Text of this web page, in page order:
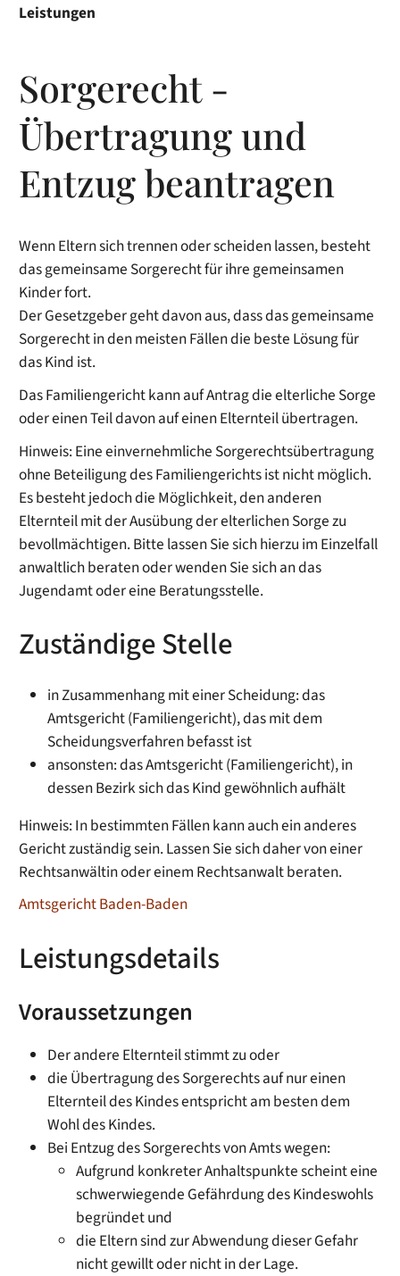
Leistungen
Sorgerecht -
Übertragung und
Entzug beantragen
Wenn Eltern sich trennen oder scheiden lassen, besteht
das gemeinsame Sorgerecht für ihre gemeinsamen
Kinder fort.
Der Gesetzgeber geht davon aus, dass das gemeinsame
Sorgerecht in den meisten Fällen die beste Lösung für
das Kind ist.
Das Familiengericht kann auf Antrag die elterliche Sorge
oder einen Teil davon auf einen Elternteil übertragen.
Hinweis: Eine einvernehmliche Sorgerechtsübertragung
ohne Beteiligung des Familiengerichts ist nicht möglich.
Es besteht jedoch die Möglichkeit, den anderen
Elternteil mit der Ausübung der elterlichen Sorge zu
bevollmächtigen. Bitte lassen Sie sich hierzu im Einzelfall
anwaltlich beraten oder wenden Sie sich an das
Jugendamt oder eine Beratungsstelle.
Zuständige Stelle
in Zusammenhang mit einer Scheidung: das
Amtsgericht (Familiengericht), das mit dem
Scheidungsverfahren befasst ist
ansonsten: das Amtsgericht (Familiengericht), in
dessen Bezirk sich das Kind gewöhnlich aufhält
Hinweis: In bestimmten Fällen kann auch ein anderes
Gericht zuständig sein. Lassen Sie sich daher von einer
Rechtsanwältin oder einem Rechtsanwalt beraten.
Amtsgericht Baden-Baden
Leistungsdetails
Voraussetzungen
Der andere Elternteil stimmt zu oder
die Übertragung des Sorgerechts auf nur einen
Elternteil des Kindes entspricht am besten dem
Wohl des Kindes.
Bei Entzug des Sorgerechts von Amts wegen:
Aufgrund konkreter Anhaltspunkte scheint eine
schwerwiegende Gefährdung des Kindeswohls
begründet und
die Eltern sind zur Abwendung dieser Gefahr
nicht gewillt oder nicht in der Lage.